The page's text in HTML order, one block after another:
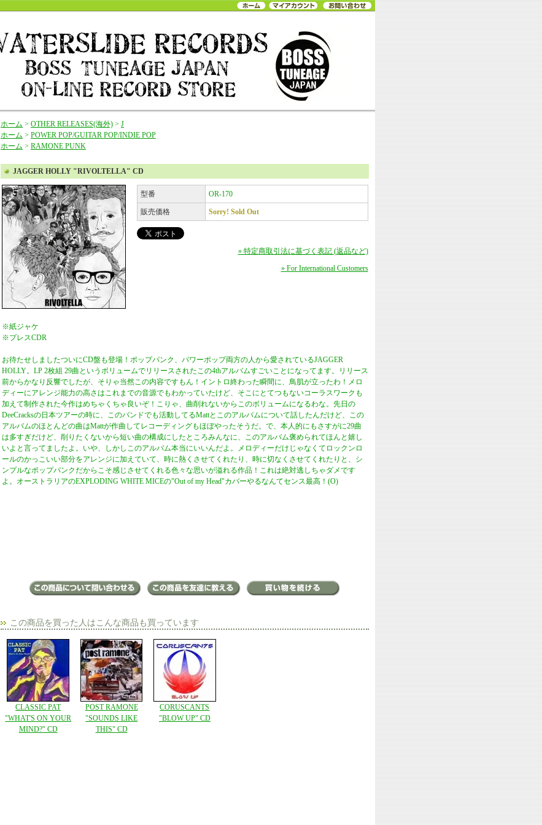
ホーム > OTHER RELEASES(海外) > J
ホーム > POWER POP/GUITAR POP/INDIE POP
ホーム > RAMONE PUNK
JAGGER HOLLY "RIVOLTELLA" CD
型番 OR-170
販売価格 Sorry! Sold Out
» 特定商取引法に基づく表記 (返品など)
» For International Customers
※紙ジャケ
※プレスCDR
お待たせしましたついにCD盤も登場！ポップパンク、パワーポップ両方の人から愛されているJAGGER
HOLLY。LP 2枚組 29曲というボリュームでリリースされたこの4thアルバムすごいことになってます。リリース
前からかなり反響でしたが、そりゃ当然この内容ですもん！イントロ終わった瞬間に、鳥肌が立ったわ！メロ
ディーにアレンジ能力の高さはこれまでの音源でもわかっていたけど、そこにとてつもないコーラスワークも
加えて制作された今作はめちゃくちゃ良いぞ！こりゃ、曲削れないからこのボリュームになるわな。先日の
DeeCracksの日本ツアーの時に、このバンドでも活動してるMattとこのアルバムについて話したんだけど、この
アルバムのほとんどの曲はMattが作曲してレコーディングもほぼやったそうだ。で、本人的にもさすがに29曲
は多すぎだけど、削りたくないから短い曲の構成にしたところみんなに、このアルバム褒められてほんと嬉し
いよと言ってましたよ。いや、しかしこのアルバム本当にいいんだよ。メロディーだけじゃなくてロックンロ
ールのかっこいい部分をアレンジに加えていて、時に熱くさせてくれたり、時に切なくさせてくれたりと、シ
ンプルなポップパンクだからこそ感じさせてくれる色々な思いが溢れる作品！これは絶対逃しちゃダメです
よ。オーストラリアのEXPLODING WHITE MICEの"Out of my Head"カバーやるなんてセンス最高！(O)
この商品を買った人はこんな商品も買っています
CLASSIC PAT
"WHAT'S ON YOUR
MIND?" CD
POST RAMONE
"SOUNDS LIKE
THIS" CD
CORUSCANTS
"BLOW UP" CD